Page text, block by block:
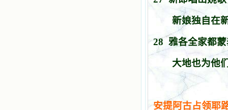
新娘独自在
28 雅各全家都
大地也为他
安提阿古占领耶